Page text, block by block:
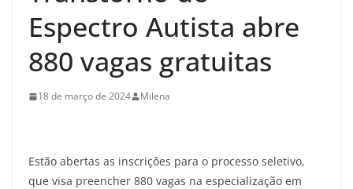
Espectro Autista abre
880 vagas gratuitas
18 de março de 2024 Milena
Estão abertas as inscrições para o processo seletivo,
que visa preencher 880 vagas na especialização em